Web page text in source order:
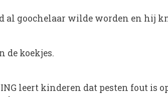
al goochelaar wilde worden en
de koekjes.
leert kinderen dat pesten fout is